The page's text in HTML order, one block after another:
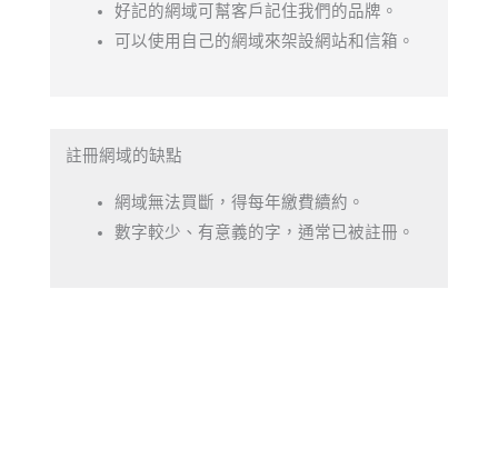
好記的網域可幫客戶記住我們的品牌。
可以使用自己的網域來架設網站和信箱。
註冊網域的缺點​
網域無法買斷，得每年繳費續約。
數字較少、有意義的字，通常已被註冊。